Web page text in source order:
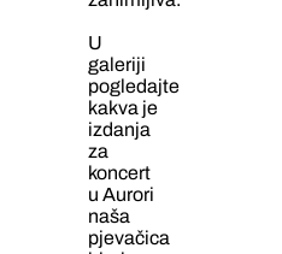
U
galeriji
pogledajte
kakva je
izdanja
za
koncert
u Aurori
naša
pjevačica